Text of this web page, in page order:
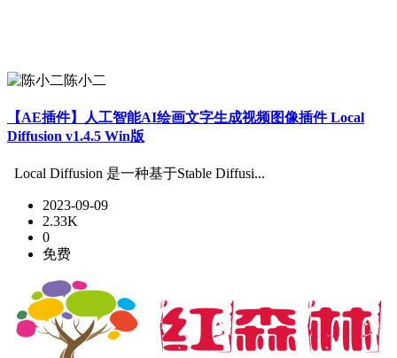
陈小二
【AE插件】人工智能AI绘画文字生成视频图像插件 Local
Diffusion v1.4.5 Win版
Local Diffusion 是一种基于Stable Diffusi...
2023-09-09
2.33K
0
免费